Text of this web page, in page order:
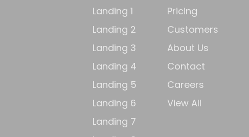
Landing 1
Landing 2
Landing 3
Landing 4
Landing 5
Landing 6
Landing 7
Pricing
Customers
About Us
Contact
Careers
View All